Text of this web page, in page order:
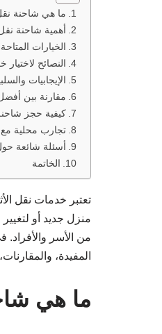
ما هي شاحنة
أهمية شاحنة
الخيارات
النصائح لاختيار
الإيجابيات
مقارنة بين
كيفية حجز
تجارب محلية مع
أسئلة شائعة
الخاتمة
تعتبر خدمات نقل
منزل جديد أو
من الأسر
المفيدة،
ما هي